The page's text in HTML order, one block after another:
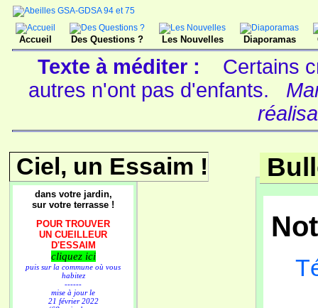
Accueil Des Questions ? Les Nouvelles Diaporamas
Texte à méditer :
Certains
autres n'ont pas d'enfants.
Ciel, un Essaim !
dans votre jardin,
sur votre terrasse !
POUR TROUVER
UN CUEILLEUR
D'ESSAIM
cliquez ici
puis sur la commune où vous
habitez
------
mise à jour le
21 février 2022